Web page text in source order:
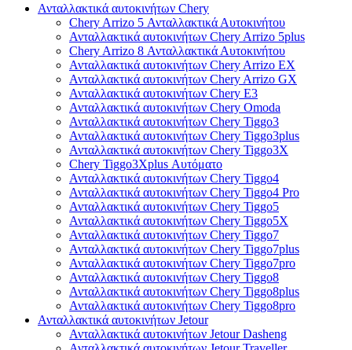
Ανταλλακτικά αυτοκινήτων Chery
Chery Arrizo 5 Ανταλλακτικά Αυτοκινήτου
Ανταλλακτικά αυτοκινήτων Chery Arrizo 5plus
Chery Arrizo 8 Ανταλλακτικά Αυτοκινήτου
Ανταλλακτικά αυτοκινήτων Chery Arrizo EX
Ανταλλακτικά αυτοκινήτων Chery Arrizo GX
Ανταλλακτικά αυτοκινήτων Chery E3
Ανταλλακτικά αυτοκινήτων Chery Omoda
Ανταλλακτικά αυτοκινήτων Chery Tiggo3
Ανταλλακτικά αυτοκινήτων Chery Tiggo3plus
Ανταλλακτικά αυτοκινήτων Chery Tiggo3X
Chery Tiggo3Xplus Αυτόματο
Ανταλλακτικά αυτοκινήτων Chery Tiggo4
Ανταλλακτικά αυτοκινήτων Chery Tiggo4 Pro
Ανταλλακτικά αυτοκινήτων Chery Tiggo5
Ανταλλακτικά αυτοκινήτων Chery Tiggo5X
Ανταλλακτικά αυτοκινήτων Chery Tiggo7
Ανταλλακτικά αυτοκινήτων Chery Tiggo7plus
Ανταλλακτικά αυτοκινήτων Chery Tiggo7pro
Ανταλλακτικά αυτοκινήτων Chery Tiggo8
Ανταλλακτικά αυτοκινήτων Chery Tiggo8plus
Ανταλλακτικά αυτοκινήτων Chery Tiggo8pro
Ανταλλακτικά αυτοκινήτων Jetour
Ανταλλακτικά αυτοκινήτων Jetour Dasheng